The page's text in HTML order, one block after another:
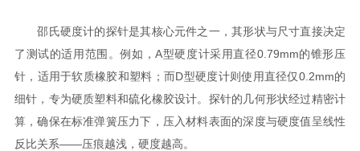
邵氏硬度计的探针是其核心元件之一，其形状与尺寸直接决定
了测试的适用范围。例如，A型硬度计采用直径0.79mm的锥形压
针，适用于软质橡胶和塑料；而D型硬度计则使用直径仅0.2mm的
细针，专为硬质塑料和硫化橡胶设计。探针的几何形状经过精密计
算，确保在标准弹簧压力下，压入材料表面的深度与硬度值呈线性
反比关系——压痕越浅，硬度越高。